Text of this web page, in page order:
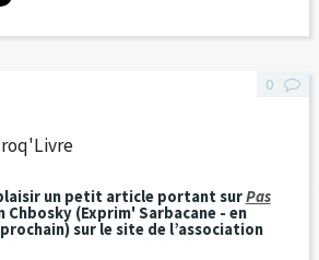
un petit article portant surPas
(Exprim' Sarbacane - en
sur le site de l’association
0